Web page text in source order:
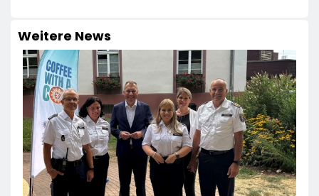
Weitere News